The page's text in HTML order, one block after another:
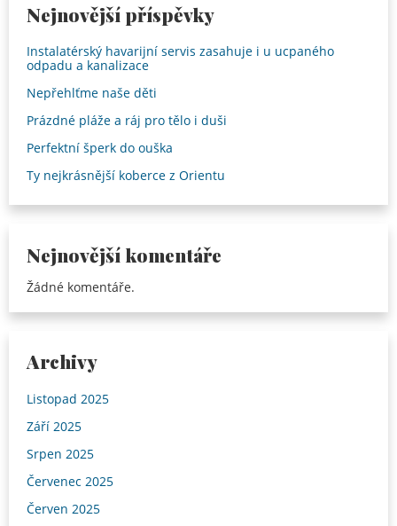
Nejnovější příspěvky
Instalatérský havarijní servis zasahuje i u ucpaného
odpadu a kanalizace
Nepřehlťme naše děti
Prázdné pláže a ráj pro tělo i duši
Perfektní šperk do ouška
Ty nejkrásnější koberce z Orientu
Nejnovější komentáře
Žádné komentáře.
Archivy
Listopad 2025
Září 2025
Srpen 2025
Červenec 2025
Červen 2025